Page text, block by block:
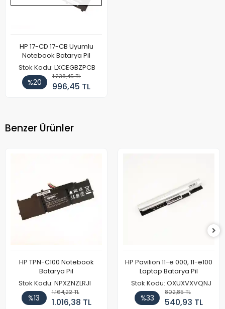
HP 17-CD 17-CB Uyumlu
Notebook Batarya Pil
Stok Kodu: LXCEGBZPCB
%20
1.238,45 TL
996,45 TL
Benzer Ürünler
HP TPN-C100 Notebook
Batarya Pil
Stok Kodu: NPXZNZLRJI
%13
1.164,22 TL
1.016,38 TL
HP Pavilion 11-e 000, 11-e100
Laptop Batarya Pil
Stok Kodu: OXUXVXVQNJ
%33
802,85 TL
540,93 TL